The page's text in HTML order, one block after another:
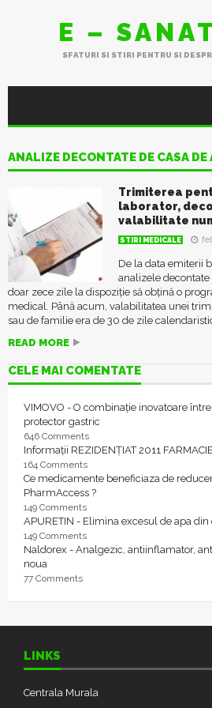
E –
SFATURI SI STIRI PENTRU SI
ANALIZE DECONTATE DE CASA
Trimiterea
laborator,
valabilitate
STIRI MEDICALE
De la data emiterii
analizele decontate
doar zece zile la dispoziţie să obţină o
medical. Până acum, valabilitatea unei
sau de familie era de 30 de zile
READ MORE
CELE MAI COMENTATE
VIMOVO - O combinație inovatoare
protector gastric
646 Comments
Informații REZIDENȚIAT 2011
164 Comments
Ce medicamente beneficiaza de
PharmAccess ?
149 Comments
APURETIN - Elimina excesul de apa
149 Comments
Naldorex - Analgezic, antiinflamator,
noua
77 Comments
LINKS
Centrala Murala